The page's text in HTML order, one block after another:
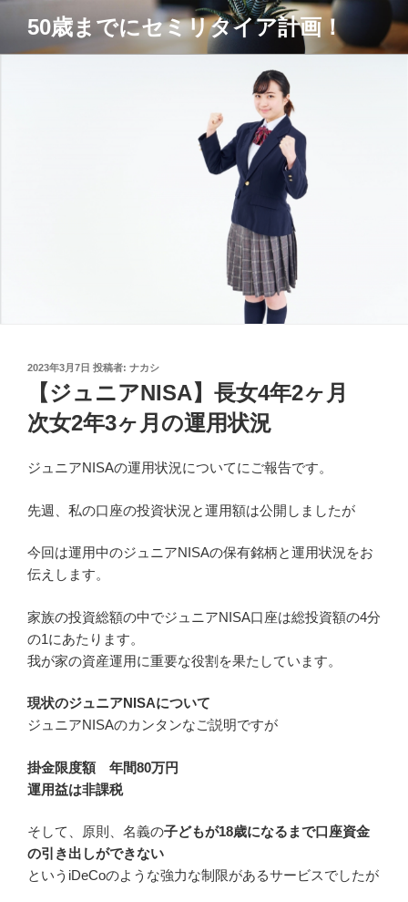
テ
50歳までにセミリタイア計画！
投
2023年3月7日 投稿者: ナカシ
【ジュニアNISA】長女4年2ヶ月
次女2年3ヶ月の運用状況
ジュニアNISAの運用状況についてにご報告です。
先週、私の口座の投資状況と運用額は公開しましたが
今回は運用中のジュニアNISAの保有銘柄と運用状況をお
伝えします。
家族の投資総額の中でジュニアNISA口座は総投資額の4分
の1にあたります。
我が家の資産運用に重要な役割を果たしています。
現状のジュニアNISAについて
ジュニアNISAのカンタンなご説明ですが
掛金限度額 年間80万円
運用益は非課税
そして、原則、名義の子どもが18歳になるまで口座資金
の引き出しができない
というiDeCoのような強力な制限があるサービスでしたが